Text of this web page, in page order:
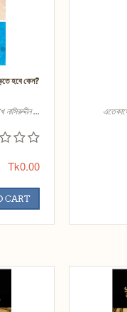
হবে কেন?
...
Tk0.00
CART